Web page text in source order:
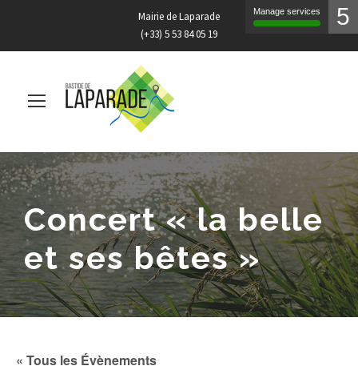
Mairie de Laparade
(+33) 5 53 84 05 19
Concert « la belle
et ses bêtes »
« Tous les Évènements
Manage services 5